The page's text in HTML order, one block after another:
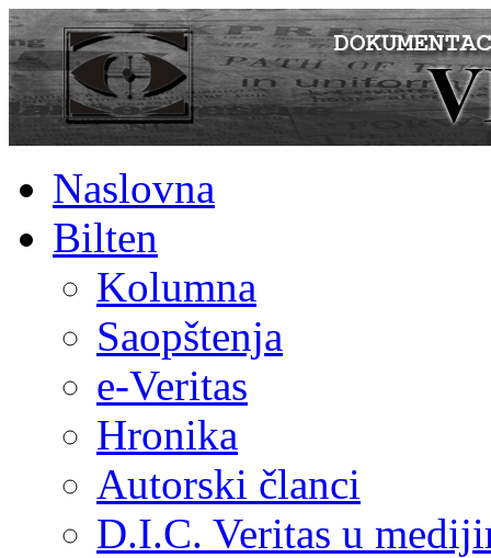
Naslovna
Bilten
Kolumna
Saopštenja
e-Veritas
Hronika
Autorski članci
D.I.C. Veritas u